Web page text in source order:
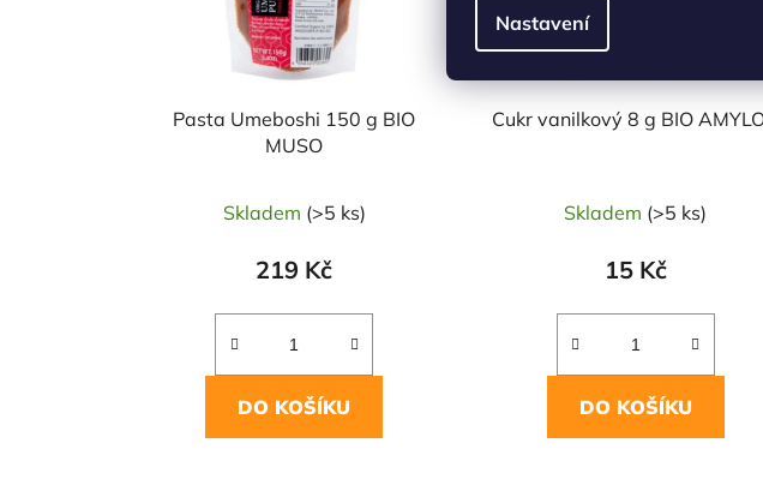
Nastavení
Pasta Umeboshi 150 g BIO
MUSO
Skladem (>5 ks)
219 Kč
DO KOŠÍKU
Cukr vanilkový 8 g BIO
Skladem (>5 ks)
15 Kč
DO KOŠÍKU